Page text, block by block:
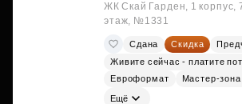
ЖК Скай Гарден, 1 корпус,
этаж, №1331
Сдана Скидка
Живите сейчас - платите
Евроформат
Мастер-зона
Ещё